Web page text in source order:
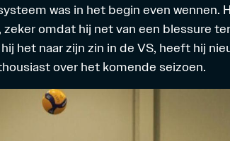
was in het begin even wennen.
omdat hij net van een blessure
het naar zijn zin in de VS, heeft hij
over het komende seizoen.